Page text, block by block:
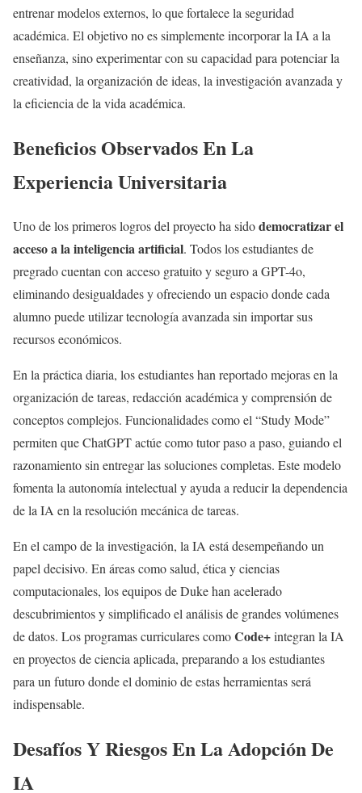
entrenar modelos externos, lo que fortalece la seguridad
académica. El objetivo no es simplemente incorporar la IA a la
enseñanza, sino experimentar con su capacidad para potenciar la
creatividad, la organización de ideas, la investigación avanzada y
la eficiencia de la vida académica.
Beneficios Observados En La
Experiencia Universitaria
Uno de los primeros logros del proyecto ha sidodemocratizar el
acceso a la inteligencia artificial. Todos los estudiantes de
pregrado cuentan con acceso gratuito y seguro a GPT-4o,
eliminando desigualdades y ofreciendo un espacio donde cada
alumno puede utilizar tecnología avanzada sin importar sus
recursos económicos.
En la práctica diaria, los estudiantes han reportado mejoras en la
organización de tareas, redacción académica y comprensión de
conceptos complejos. Funcionalidades como el “Study Mode”
permiten que ChatGPT actúe como tutor paso a paso, guiando el
razonamiento sin entregar las soluciones completas. Este modelo
fomenta la autonomía intelectual y ayuda a reducir la dependencia
de la IA en la resolución mecánica de tareas.
En el campo de la investigación, la IA está desempeñando un
papel decisivo. En áreas como salud, ética y ciencias
computacionales, los equipos de Duke han acelerado
descubrimientos y simplificado el análisis de grandes volúmenes
de datos. Los programas curriculares comoCode+integran la IA
en proyectos de ciencia aplicada, preparando a los estudiantes
para un futuro donde el dominio de estas herramientas será
indispensable.
Desafíos Y Riesgos En La Adopción De
IA